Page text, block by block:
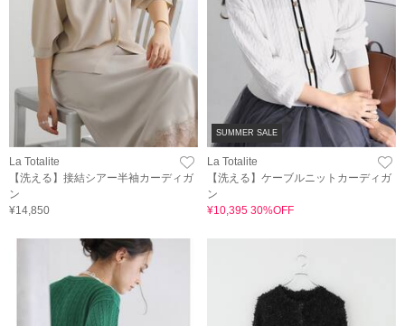
La Totalite
【洗える】接結シアー半袖カーディガ
ン
¥14,850
SUMMER SALE
La Totalite
【洗える】ケーブルニットカーディガ
ン
¥10,395 30%OFF